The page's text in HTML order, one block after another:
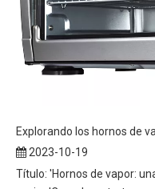
Explorando los hornos de
2023-10-19
Título: 'Hornos de vapor: